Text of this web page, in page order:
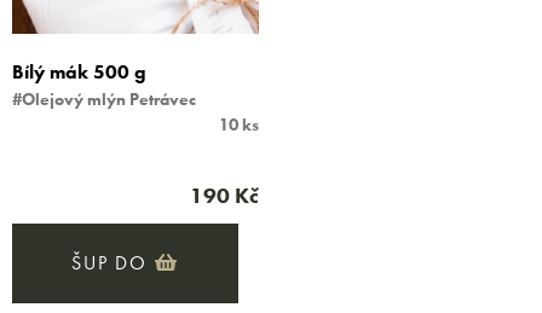
Bílý mák 500 g
#Olejový mlýn Petrávec
10 ks
190 Kč
ŠUP DO